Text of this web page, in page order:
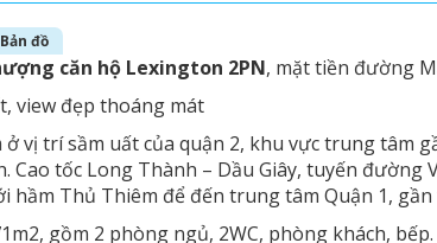
Bản đồ
căn hộ Lexington 2PN, mặt tiền đường
view đẹp thoáng mát
ở vị trí sầm uất của quận 2, khu vực trung tâm
Cao tốc Long Thành – Dầu Giây, tuyến
hầm Thủ Thiêm để đến trung tâm Quận 1,
gồm 2 phòng ngủ, 2WC, phòng khách, bếp.